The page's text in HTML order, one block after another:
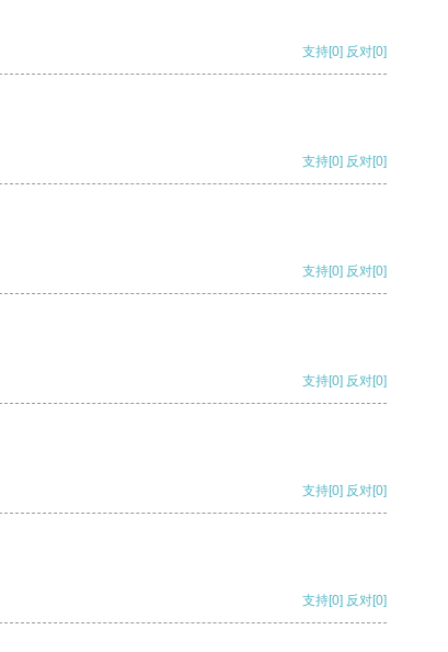
支持[0] 反对[0]
支持[0] 反对[0]
支持[0] 反对[0]
支持[0] 反对[0]
支持[0] 反对[0]
支持[0] 反对[0]